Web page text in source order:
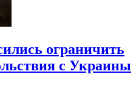
ограничить
с Украины